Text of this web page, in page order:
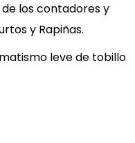
los contadores y
y Rapiñas.
leve de tobillo